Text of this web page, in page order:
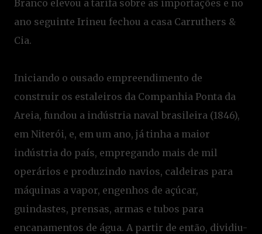
Branco elevou a tarifa sobre as importações e no
ano seguinte Irineu fechou a casa Carruthers &
Cia.
Iniciando o ousado empreendimento de
construir os estaleiros da Companhia Ponta da
Areia, fundou a indústria naval brasileira (1846),
em Niterói, e, em um ano, já tinha a maior
indústria do país, empregando mais de mil
operários e produzindo navios, caldeiras para
máquinas a vapor, engenhos de açúcar,
guindastes, prensas, armas e tubos para
encanamentos de água. A partir de então, dividiu-